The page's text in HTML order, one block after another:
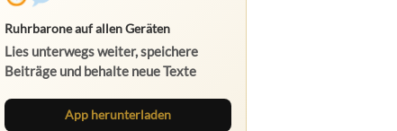
Ruhrbarone auf allen Geräten
Lies unterwegs weiter, speichere
Beiträge und behalte neue Texte
App herunterladen